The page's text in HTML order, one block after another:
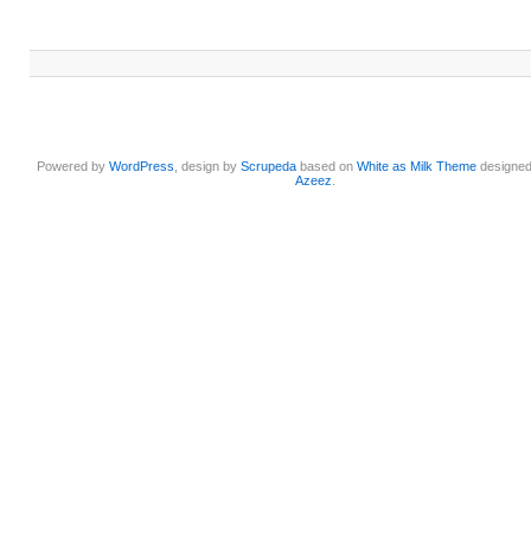
Powered byWordPress , design byScrupeda based onWhite as Milk Theme
Azeez